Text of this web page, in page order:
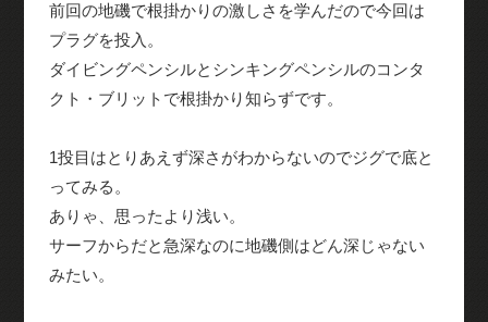
前回の地磯で根掛かりの激しさを学んだので今回は
プラグを投入。
ダイビングペンシルとシンキングペンシルのコンタ
クト・ブリットで根掛かり知らずです。
1投目はとりあえず深さがわからないのでジグで底と
ってみる。
ありゃ、思ったより浅い。
サーフからだと急深なのに地磯側はどん深じゃない
みたい。